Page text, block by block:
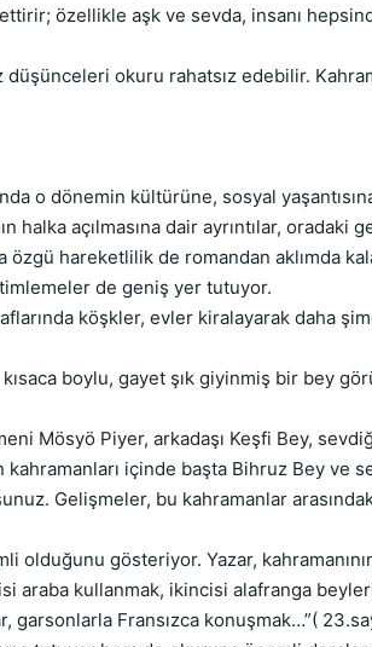
özellikle aşk ve sevda, insanı
okuru rahatsız edebilir.
o dönemin kültürüne, sosyal
halka açılmasına dair ayrıntılar, oradaki
özgü hareketlilik de romandan aklımda
de geniş yer tutuyor.
köşkler, evler kiralayarak daha
boylu, gayet şık giyinmiş bir bey
Mösyö Piyer, arkadaşı Keşfi Bey,
içinde başta Bihruz Bey ve
Gelişmeler, bu kahramanlar
olduğunu gösteriyor. Yazar,
araba kullanmak, ikincisi alafranga
garsonlarla Fransızca konuşmak…”(